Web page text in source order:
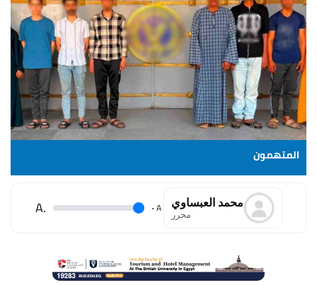
المتهمون
محمد العبساوي
محرر A
.
.A